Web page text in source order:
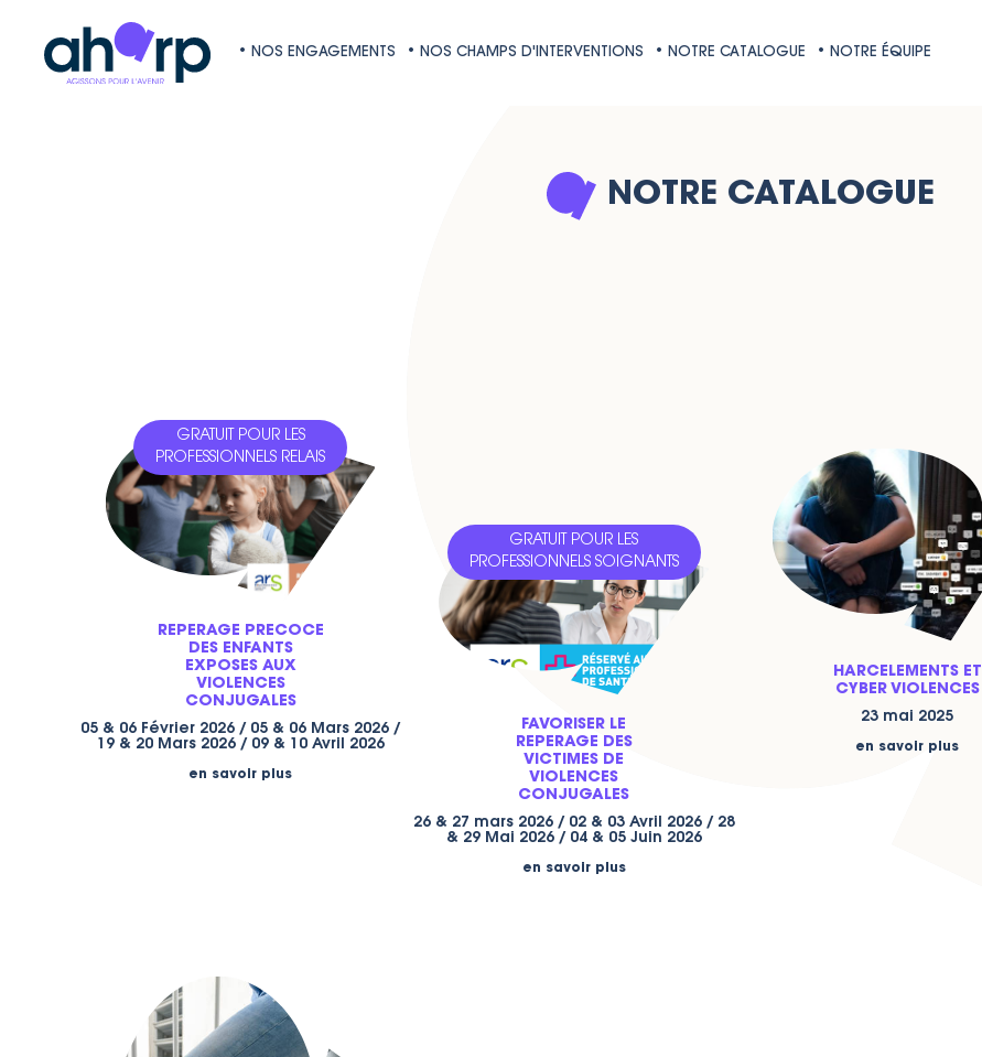
• NOS ENGAGEMENTS • NOS CHAMPS D'INTERVENTIONS • NOTRE CATALOGUE • NOTRE ÉQUIPE
NOTRE CATALOGUE
REPERAGE PRECOCE
DES ENFANTS
EXPOSES AUX
VIOLENCES
CONJUGALES
05 & 06 Février 2026 / 05 & 06 Mars 2026 /
19 & 20 Mars 2026 / 09 & 10 Avril 2026
GRATUIT
GRATUIT POUR LES
PROFESSIONNELS RELAIS
en savoir plus
FAVORISER LE
REPERAGE DES
VICTIMES DE
VIOLENCES
CONJUGALES
26 & 27 mars 2026 / 02 & 03 Avril 2026 / 28
& 29 Mai 2026 / 04 & 05 Juin 2026
GRATUIT
GRATUIT POUR LES
PROFESSIONNELS SOIGNANTS
en savoir plus
HARCELEMENTS ET
CYBER VIOLENCES
23 mai 2025
en savoir plus